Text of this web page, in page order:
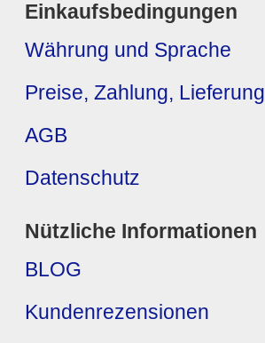
Einkaufsbedingungen
Währung und Sprache
Preise, Zahlung, Lieferung
AGB
Datenschutz
Nützliche Informationen
BLOG
Kundenrezensionen